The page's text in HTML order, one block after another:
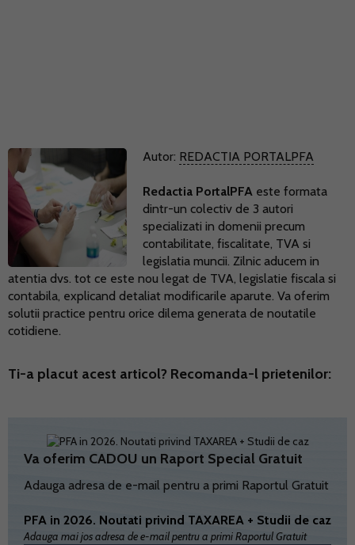
Autor: REDACTIA PORTALPFA
Redactia PortalPFA este formata
dintr-un colectiv de 3 autori
specializati in domenii precum
contabilitate, fiscalitate, TVA si
legislatia muncii. Zilnic aducem in
atentia dvs. tot ce este nou legat de TVA, legislatie fiscala si
contabila, explicand detaliat modificarile aparute. Va oferim
solutii practice pentru orice dilema generata de noutatile
cotidiene.
Ti-a placut acest articol? Recomanda-l prietenilor:
Va oferim CADOU un Raport Special Gratuit
Adauga adresa de e-mail pentru a primi Raportul Gratuit
PFA in 2026. Noutati privind TAXAREA + Studii de caz
Adauga mai jos adresa de e-mail pentru a primi Raportul Gratuit